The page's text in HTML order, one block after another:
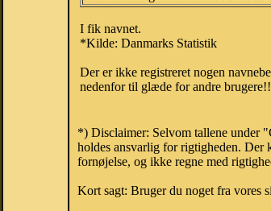
I fik navnet.
*Kilde: Danmarks Statistik
Der er ikke registreret nogen
nedenfor til glæde for andre brugere!!
*) Disclaimer: Selvom tallene under
holdes ansvarlig for rigtigheden. Der
fornøjelse, og ikke regne med
Kort sagt: Bruger du noget fra vores